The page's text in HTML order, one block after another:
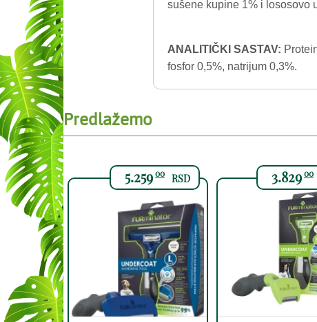
sušene kupine 1% i lososovo
ANALITIČKI SASTAV:
fosfor 0,5%, natrijum 0,3%.
Predlažemo
5.25900 RSD 3.82900